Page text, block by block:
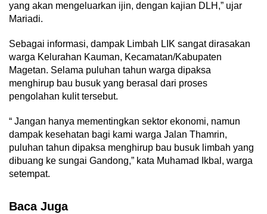
yang akan mengeluarkan ijin, dengan kajian DLH,” ujar
Mariadi.
Sebagai informasi, dampak Limbah LIK sangat dirasakan
warga Kelurahan Kauman, Kecamatan/Kabupaten
Magetan. Selama puluhan tahun warga dipaksa
menghirup bau busuk yang berasal dari proses
pengolahan kulit tersebut.
“ Jangan hanya mementingkan sektor ekonomi, namun
dampak kesehatan bagi kami warga Jalan Thamrin,
puluhan tahun dipaksa menghirup bau busuk limbah yang
dibuang ke sungai Gandong,” kata Muhamad Ikbal, warga
setempat.
Baca Juga